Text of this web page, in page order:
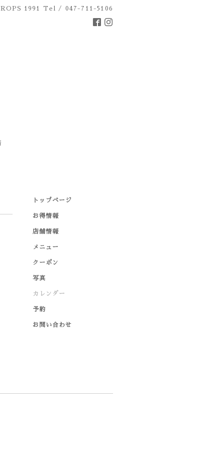
1991 Tel / 047-711-5106
トップページ
お得情報
店舗情報
メニュー
クーポン
写真
カレンダー
予約
お問い合わせ